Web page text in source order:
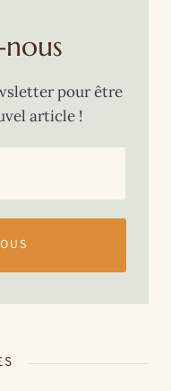
pour être
article !